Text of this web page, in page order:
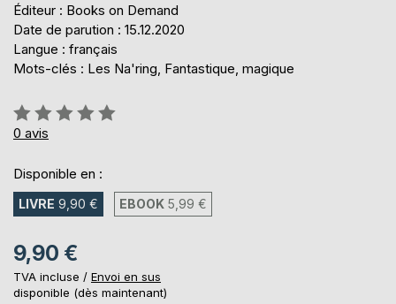
Éditeur : Books on Demand
Date de parution : 15.12.2020
Langue : français
Mots-clés : Les Na'ring, Fantastique, magique
Évaluation:
0%
0 avis
Disponible en :
LIVRE 9,90 € EBOOK 5,99 €
9,90 €
TVA incluse / Envoi en sus
disponible (dès maintenant)